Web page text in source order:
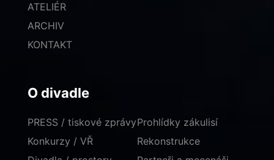
ATELIÉR
ARCHIV
KONTAKT
O divadle
PRESS / tiskové zprávy
Konkurzy / VŘ
Prohlídky zákulisí
Rekonstrukce